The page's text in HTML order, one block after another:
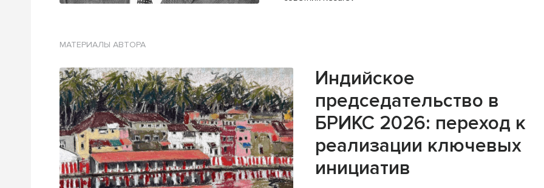
МАТЕРИАЛЫ АВТОРА
Индийское
председательство в
БРИКС 2026: переход к
реализации ключевых
инициатив